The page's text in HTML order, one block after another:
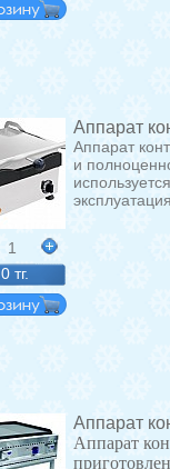
1
0 тг.
Аппарат
Аппарат
и
Аппарат
Аппарат